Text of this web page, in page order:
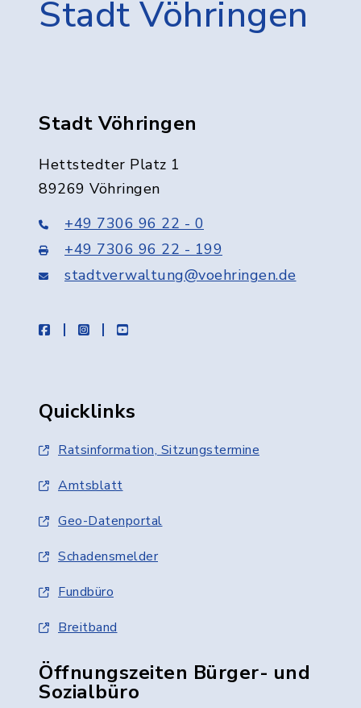
Stadt Vöhringen
Stadt Vöhringen
Hettstedter Platz 1
89269 Vöhringen
+49 7306 96 22 - 0
+49 7306 96 22 - 199
stadtverwaltung@voehringen.de
facebookinstagramyoutube
Quicklinks
Ratsinformation, Sitzungstermine
Amtsblatt
Geo-Datenportal
Schadensmelder
Fundbüro
Breitband
Öffnungszeiten Bürger- und
Sozialbüro